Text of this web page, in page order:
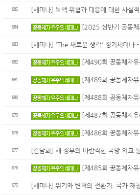
685 [세미나] 북핵 위협과 대응에 대한 사실
684 [2025 상반기 공동체
683 [세미나] 'The 새로운 생각' 정기세미나
682 [제490회 공동체자
681 [제489회 공동체자
680 [제488회 공동체자
679 [제487회 공동체자
678 [제486회 공동체자
677 [간담회] 새 정부의 바람직한 국방 외교
676 [제485회 공동체자
675 [세미나] 위기와 변혁의 전환기, 국가 재